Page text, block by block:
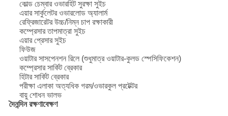
কোল্ড চেম্বার ওভারহিট সুরক্ষা সুইচ
এয়ার সার্কুলেটর ওভারলোড অ্যালার্ম
রেফ্রিজারেটর উচ্চ/নিম্ন চাপ রক্ষাকারী
কম্প্রেসার তাপমাত্রা সুইচ
এয়ার প্রেসার সুইচ
ফিউজ
ওয়াটার সাসপেনশন রিলে (শুধুমাত্র ওয়াটার-কুলড স্পেসিফিকেশন)
কম্প্রেসার সার্কিট ব্রেকার
হিটার সার্কিট ব্রেকার
পরীক্ষা এলাকা অত্যধিক গরম/ওভারকুল প্রটেক্টর
বায়ু শোধন ভালভ
দৈনন্দিন রক্ষণাবেক্ষণ